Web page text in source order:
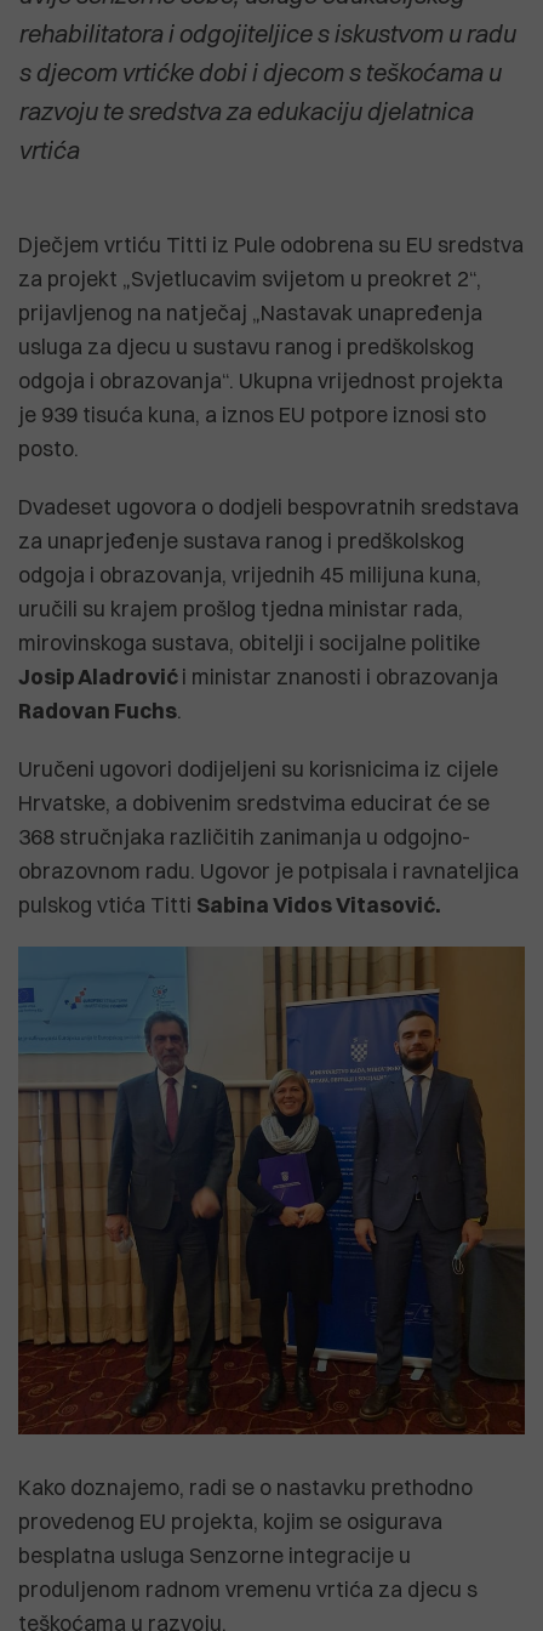
rehabilitatora i odgojiteljice s iskustvom u radu
s djecom vrtićke dobi i djecom s teškoćama u
razvoju te sredstva za edukaciju djelatnica
vrtića
Dječjem vrtiću Titti iz Pule odobrena su EU sredstva
za projekt „Svjetlucavim svijetom u preokret 2“,
prijavljenog na natječaj „Nastavak unapređenja
usluga za djecu u sustavu ranog i predškolskog
odgoja i obrazovanja“. Ukupna vrijednost projekta
je 939 tisuća kuna, a iznos EU potpore iznosi sto
posto.
Dvadeset ugovora o dodjeli bespovratnih sredstava
za unaprjeđenje sustava ranog i predškolskog
odgoja i obrazovanja, vrijednih 45 milijuna kuna,
uručili su krajem prošlog tjedna ministar rada,
mirovinskoga sustava, obitelji i socijalne politike
Josip Aladrovići ministar znanosti i obrazovanja
Radovan Fuchs.
Uručeni ugovori dodijeljeni su korisnicima iz cijele
Hrvatske, a dobivenim sredstvima educirat će se
368 stručnjaka različitih zanimanja u odgojno-
obrazovnom radu. Ugovor je potpisala i ravnateljica
pulskog vtića Titti Sabina Vidos Vitasović.
Kako doznajemo, radi se o nastavku prethodno
provedenog EU projekta, kojim se osigurava
besplatna usluga Senzorne integracije u
produljenom radnom vremenu vrtića za djecu s
teškoćama u razvoju.